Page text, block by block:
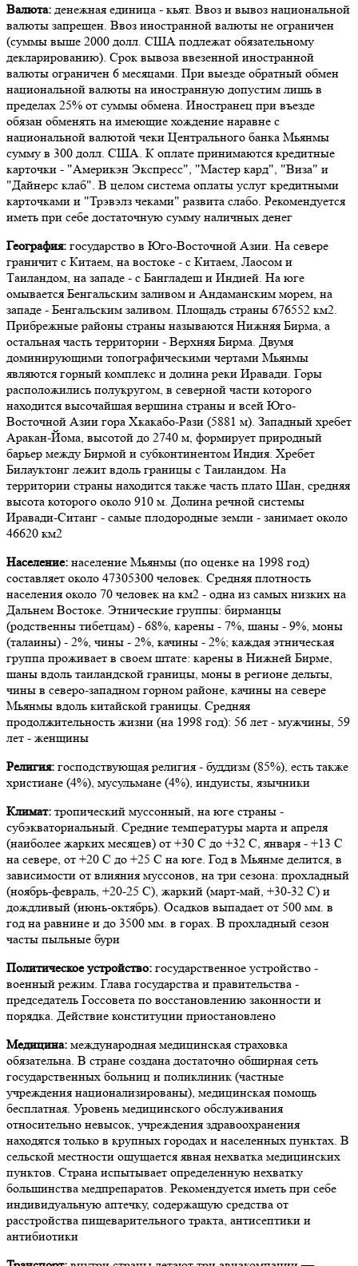
Валюта: денежная единица - кьят. Ввоз и вывоз национальной
валюты запрещен. Ввоз иностранной валюты не ограничен
(суммы выше 2000 долл. США подлежат обязательному
декларированию). Срок вывоза ввезенной иностранной
валюты ограничен 6 месяцами. При выезде обратный обмен
национальной валюты на иностранную допустим лишь в
пределах 25% от суммы обмена. Иностранец при въезде
обязан обменять на имеющие хождение наравне с
национальной валютой чеки Центрального банка Мьянмы
сумму в 300 долл. США. К оплате принимаются кредитные
карточки - "Америкэн Экспресс", "Мастер кард", "Виза" и
"Дайнерс клаб". В целом система оплаты услуг кредитными
карточками и "Трэвэлз чеками" развита слабо. Рекомендуется
иметь при себе достаточную сумму наличных денег
География: государство в Юго-Восточной Азии. На севере
граничит с Китаем, на востоке - с Китаем, Лаосом и
Таиландом, на западе - с Бангладеш и Индией. На юге
омывается Бенгальским заливом и Андаманским морем, на
западе - Бенгальским заливом. Площадь страны 676552 км2.
Прибрежные районы страны называются Нижняя Бирма, а
остальная часть территории - Верхняя Бирма. Двумя
доминирующими топографическими чертами Мьянмы
являются горный комплекс и долина реки Иравади. Горы
расположились полукругом, в северной части которого
находится высочайшая вершина страны и всей Юго-
Восточной Азии гора Хкакабо-Рази (5881 м). Западный хребет
Аракан-Йома, высотой до 2740 м, формирует природный
барьер между Бирмой и субконтинентом Индия. Хребет
Билауктонг лежит вдоль границы с Таиландом. На
территории страны находится также часть плато Шан, средняя
высота которого около 910 м. Долина речной системы
Иравади-Ситанг - самые плодородные земли - занимает около
46620 км2
Население: население Мьянмы (по оценке на 1998 год)
составляет около 47305300 человек. Средняя плотность
населения около 70 человек на км2 - одна из самых низких на
Дальнем Востоке. Этнические группы: бирманцы
(родственны тибетцам) - 68%, карены - 7%, шаны - 9%, моны
(талаины) - 2%, чины - 2%, качины - 2%; каждая этническая
группа проживает в своем штате: карены в Нижней Бирме,
шаны вдоль таиландской границы, моны в регионе дельты,
чины в северо-западном горном районе, качины на севере
Мьянмы вдоль китайской границы. Средняя
продолжительность жизни (на 1998 год): 56 лет - мужчины, 59
лет - женщины
Религия: господствующая религия - буддизм (85%), есть также
христиане (4%), мусульмане (4%), индуисты, язычники
Климат: тропический муссонный, на юге страны -
субэкваториальный. Средние температуры марта и апреля
(наиболее жарких месяцев) от +30 С до +32 С, января - +13 С
на севере, от +20 С до +25 С на юге. Год в Мьянме делится, в
зависимости от влияния муссонов, на три сезона: прохладный
(ноябрь-февраль, +20-25 С), жаркий (март-май, +30-32 С) и
дождливый (июнь-октябрь). Осадков выпадает от 500 мм. в
год на равнине и до 3500 мм. в горах. В прохладный сезон
часты пыльные бури
Политическое устройство: государственное устройство -
военный режим. Глава государства и правительства -
председатель Госсовета по восстановлению законности и
порядка. Действие конституции приостановлено
Медицина: международная медицинская страховка
обязательна. В стране создана достаточно обширная сеть
государственных больниц и поликлиник (частные
учреждения национализированы), медицинская помощь
бесплатная. Уровень медицинского обслуживания
относительно невысок, учреждения здравоохранения
находятся только в крупных городах и населенных пунктах. В
сельской местности ощущается явная нехватка медицинских
пунктов. Страна испытывает определенную нехватку
большинства медпрепаратов. Рекомендуется иметь при себе
индивидуальную аптечку, содержащую средства от
расстройства пищеварительного тракта, антисептики и
антибиотики